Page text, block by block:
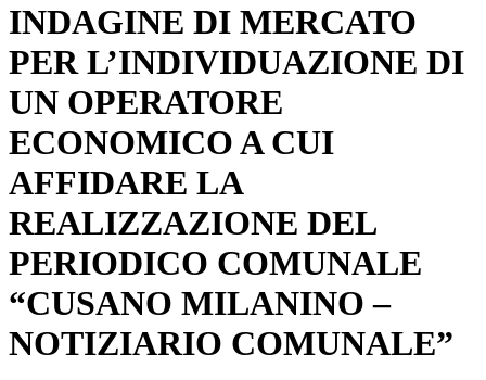
INDAGINE DI MERCATO
PER L’INDIVIDUAZIONE DI
UN OPERATORE
ECONOMICO A CUI
AFFIDARE LA
REALIZZAZIONE DEL
PERIODICO COMUNALE
“CUSANO MILANINO –
NOTIZIARIO COMUNALE”